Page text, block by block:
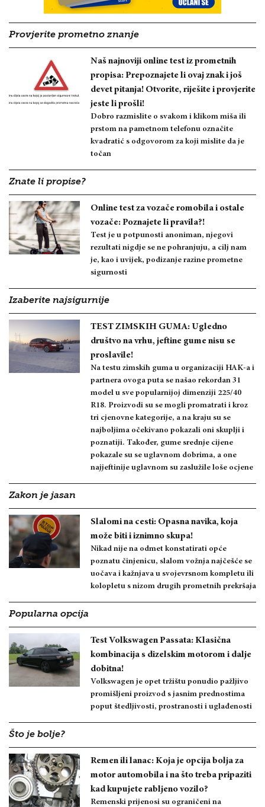
Provjerite prometno znanje
Naš najnoviji online test iz prometnih
propisa: Prepoznajete li ovaj znak i još
devet pitanja! Otvorite, riješite i provjerite
jeste li prošli!
Dobro razmislite o svakom i klikom miša ili
prstom na pametnom telefonu označite
kvadratić s odgovorom za koji mislite da je
točan
Znate li propise?
Online test za vozače romobila i ostale
vozače: Poznajete li pravila?!
Test je u potpunosti anoniman, njegovi
rezultati nigdje se ne pohranjuju, a cilj nam
je, kao i uvijek, podizanje razine prometne
sigurnosti
Izaberite najsigurnije
TEST ZIMSKIH GUMA: Ugledno
društvo na vrhu, jeftine gume nisu se
proslavile!
Na testu zimskih guma u organizaciji HAK-a i
partnera ovoga puta se našao rekordan 31
model u sve popularnijoj dimenziji 225/40
R18. Proizvodi su se mogli promatrati i kroz
tri cjenovne kategorije, a na kraju su se
najboljima očekivano pokazali oni skuplji i
poznatiji. Također, gume srednje cijene
pokazale su se uglavnom dobrima, a one
najjeftinije uglavnom su zaslužile loše ocjene
Zakon je jasan
Slalomi na cesti: Opasna navika, koja
može biti i iznimno skupa!
Nikad nije na odmet konstatirati opće
poznatu činjenicu, slalom vožnja najčešće se
uočava i kažnjava u svojevrsnom kompletu ili
kolopletu s nizom drugih prometnih prekršaja
Popularna opcija
Test Volkswagen Passata: Klasična
kombinacija s dizelskim motorom i dalje
dobitna!
Volkswagen je opet tržištu ponudio pažljivo
promišljeni proizvod s jasnim prednostima
poput štedljivosti, prostranosti i uglađenosti
Što je bolje?
Remen ili lanac: Koja je opcija bolja za
motor automobila i na što treba pripaziti
kad kupujete rabljeno vozilo?
Remenski prijenosi su ograničeni na